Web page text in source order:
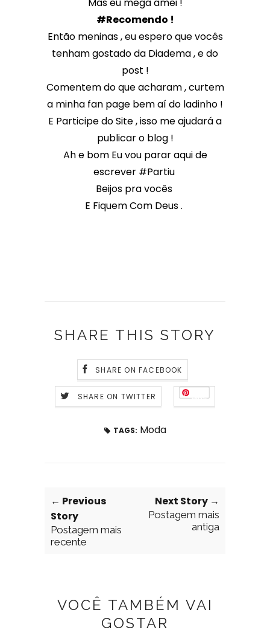
Mas eu mega amei !
#Recomendo !
Então meninas , eu espero que vocês
tenham gostado da Diadema , e do
post !
Comentem do que acharam , curtem
a minha fan page bem aí do ladinho !
E Participe do Site , isso me ajudará a
publicar o blog !
Ah e bom Eu vou parar aqui de
escrever #Partiu
Beijos pra vocês
E Fiquem Com Deus .
SHARE THIS STORY
SHARE ON FACEBOOK
SHARE ON TWITTER Save
TAGS: Moda
← Previous
Story
Postagem mais
recente
Next Story →
Postagem mais
antiga
VOCÊ TAMBÉM VAI
GOSTAR